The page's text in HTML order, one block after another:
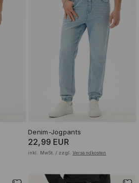
Denim-Jogpants
22,99 EUR
inkl. MwSt. / zzgl. Versandkosten